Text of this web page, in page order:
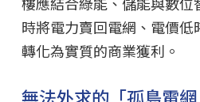
時將電力賣回電網、電價
轉化為實質的商業獲利。
無法外求的「孤島電